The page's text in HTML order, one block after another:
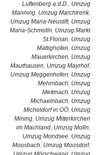
Luftenberg a.d.D., Umzug
Manning, Umzug Marchtrenk,
Umzug Maria-Neustift, Umzug
Maria-Schmolln, Umzug Markt
St.Florian, Umzug
Mattighofen, Umzug
Mauerkirchen, Umzug
Mauthausen, Umzug Mayrhof,
Umzug Meggenhofen, Umzug
Mehrnbach, Umzug
Mettmach, Umzug
Michaelnbach, Umzug
Micheldorf in OÖ, Umzug
Mining, Umzug Mitterkirchen
im Machland, Umzug Molln,
Umzug Mondsee, Umzug
Moosbach, Umzug Moosdorf,